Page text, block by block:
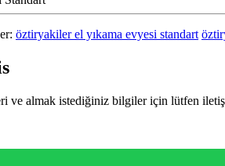
öztiryakiler el yıkama evyesi standart
ve almak istediğiniz bilgiler için lütfen